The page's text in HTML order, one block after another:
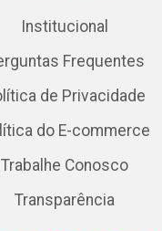
Institucional
Frequentes
de Privacidade
do E-commerce
Trabalhe Conosco
Transparência